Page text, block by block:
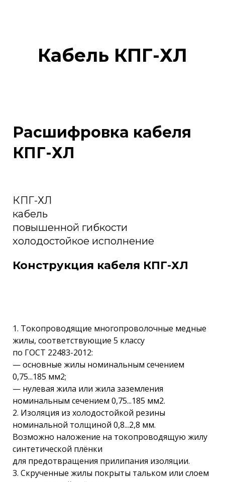
Кабель КПГ-ХЛ
Расшифровка кабеля
КПГ-ХЛ
КПГ-ХЛ
кабель
повышенной гибкости
холодостойкое исполнение
Конструкция кабеля КПГ-ХЛ
1. Токопроводящие многопроволочные медные
жилы, соответствующие 5 классу
по ГОСТ 22483-2012:
— основные жилы номинальным сечением
0,75...185 мм2;
— нулевая жила или жила заземления
номинальным сечением 0,75...185 мм2.
2. Изоляция из холодостойкой резины
номинальной толщиной 0,8...2,8 мм.
Возможно наложение на токопроводящую жилу
синтетической плёнки
для предотвращения прилипания изоляции.
3. Скрученные жилы покрыты тальком или слоем